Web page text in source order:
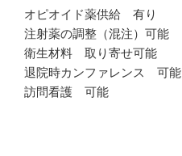
オピオイド薬供給 有り
注射薬の調整（混注）可能
衛生材料 取り寄せ可能
退院時カンファレンス 可能
訪問看護 可能